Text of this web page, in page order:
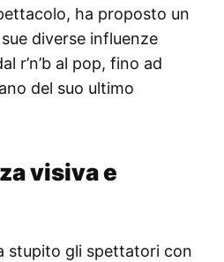
ha proposto un
diverse influenze
r’n’b al pop, fino ad
del suo ultimo
visiva e
stupito gli spettatori con